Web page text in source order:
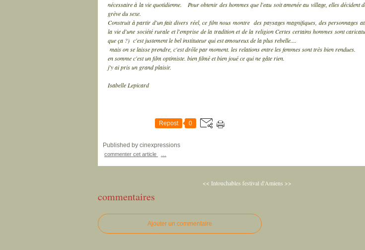
nécessaire à la vie quotidienne. Pour obtenir des hommes que l'eau soit amenée au village, elles décident
grève du sexe.
Construit à partir d'un fait divers réel, ce film nous montre des paysages magnifiques, des personnages
la vie d'une société rurale et l'emprise de la tradition et de la religion Certes certains hommes sont
que ça ?) c'est justement le bel instituteur qui est amoureux de la plus rebelle....
mais on se laisse prendre, c'est drôle par moment. les relations entre les femmes sont très bien rendues.
en somme c'est un film optimiste. bien filmé et bien joué ce qui ne gâte rien.
j'y ai pris un grand plaisir.
Isabelle Lepicard
Repost 0
Published by cinexpressions
commenter cet article
<< Intouchables festival d'Amiens >>
commentaires
Ajouter un commentaire